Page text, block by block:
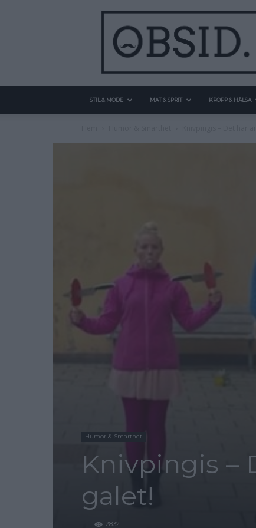
STIL & MODE MAT & SPRIT KROPP & HÄLSA
Humor & Smarthet
Knivpingis –
galet!
2832